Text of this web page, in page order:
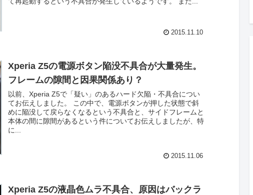
2015.11.10
Xperia Z5の電源ボタン陥没不具合が大量発生。
フレームの隙間と因果関係あり？
以前、Xperia Z5で「疑い」のあるハード欠陥・不具合につい
てお伝えしました。 この中で、電源ボタンが押した状態で斜
めに陥没して戻らなくなるという不具合と、サイドフレームと
本体の間に隙間があるという件についてお伝えしましたが、特
に...
2015.11.06
Xperia Z5の液晶色ムラ不具合、原因はバックラ